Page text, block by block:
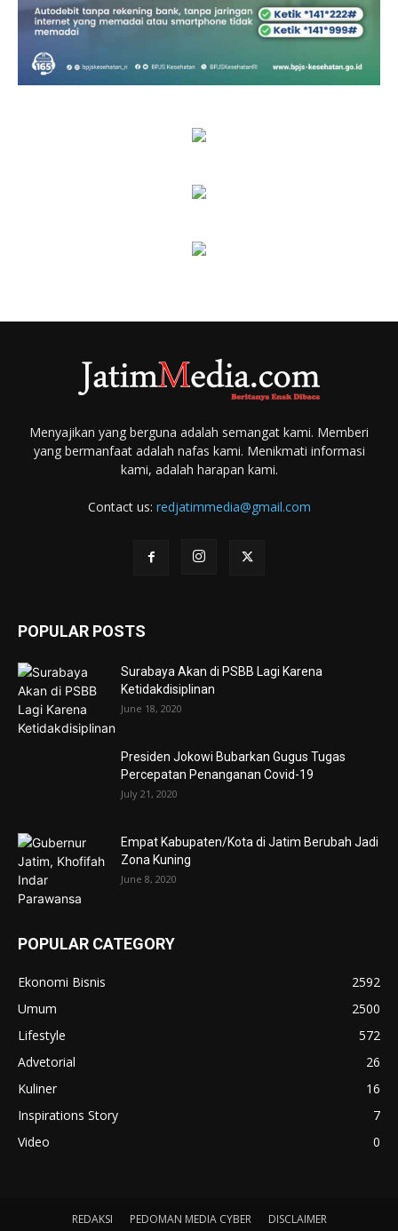
Menyajikan yang berguna adalah semangat kami. Memberi
yang bermanfaat adalah nafas kami. Menikmati informasi
kami, adalah harapan kami.
Contact us: redjatimmedia@gmail.com
POPULAR POSTS
Surabaya Akan di PSBB Lagi Karena
Ketidakdisiplinan
June 18, 2020
Presiden Jokowi Bubarkan Gugus Tugas
Percepatan Penanganan Covid-19
July 21, 2020
Empat Kabupaten/Kota di Jatim Berubah Jadi
Zona Kuning
June 8, 2020
POPULAR CATEGORY
Ekonomi Bisnis
2592
Umum
2500
Lifestyle
572
Advetorial
26
Kuliner
16
Inspirations Story
7
Video
0
REDAKSI PEDOMAN MEDIA CYBER DISCLAIMER